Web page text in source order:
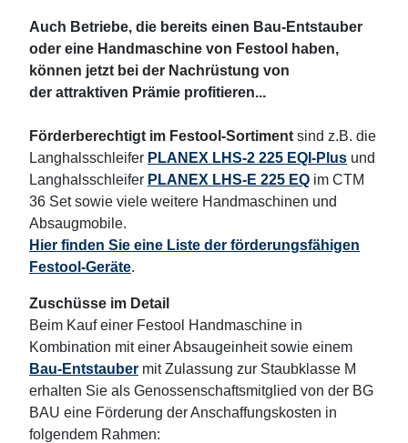
Auch Betriebe, die bereits einen Bau-Entstauber
oder eine Handmaschine von Festool haben,
können jetzt bei der Nachrüstung von
der attraktiven Prämie profitieren...
Förderberechtigt im Festool-Sortiment sind z.B. die
Langhalsschleifer PLANEX LHS-2 225 EQI-Plus und
Langhalsschleifer PLANEX LHS-E 225 EQ im CTM
36 Set sowie viele weitere Handmaschinen und
Absaugmobile.
Hier finden Sie eine Liste der förderungsfähigen
Festool-Geräte.
Zuschüsse im Detail
Beim Kauf einer Festool Handmaschine in
Kombination mit einer Absaugeinheit sowie einem
Bau-Entstauber mit Zulassung zur Staubklasse M
erhalten Sie als Genossenschaftsmitglied von der BG
BAU eine Förderung der Anschaffungskosten in
folgendem Rahmen: